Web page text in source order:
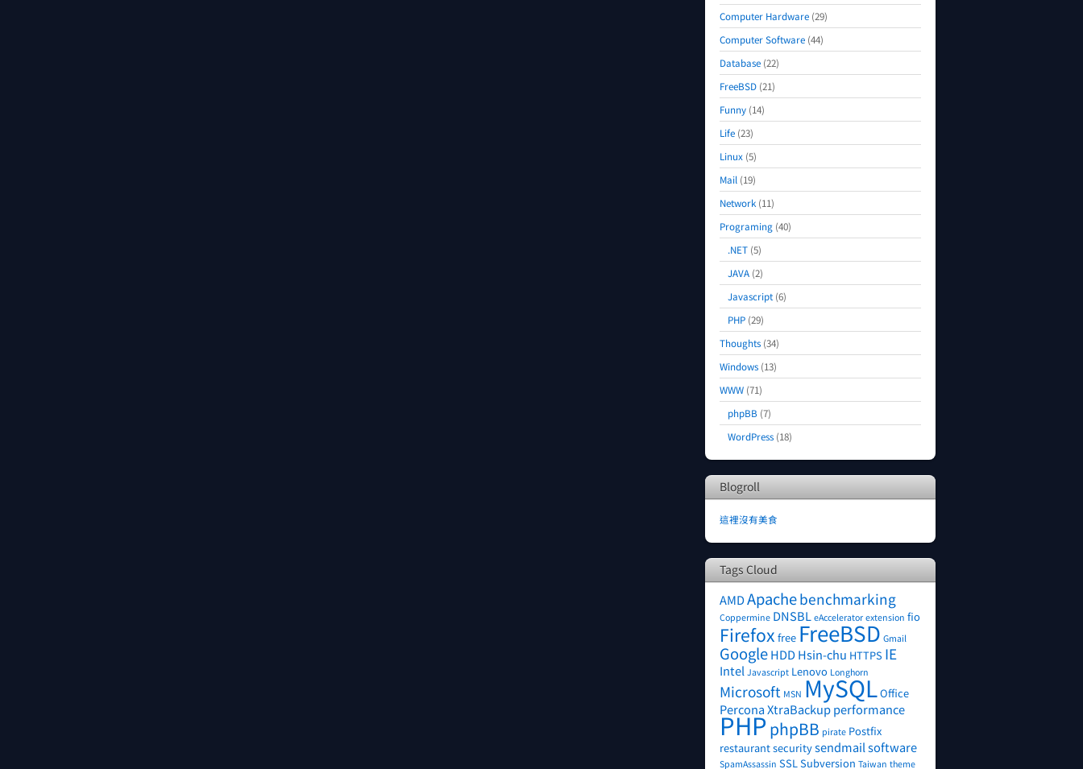
Computer Hardware (29)
Computer Software (44)
Database (22)
FreeBSD (21)
Funny (14)
Life (23)
Linux (5)
Mail (19)
Network (11)
Programing (40)
.NET (5)
JAVA (2)
Javascript (6)
PHP (29)
Thoughts (34)
Windows (13)
WWW (71)
phpBB (7)
WordPress (18)
Blogroll
這裡沒有美食
Tags Cloud
AMDApachebenchmarking
Coppermine DNSBL eAccelerator extension fio
Firefox free FreeBSD Gmail
GoogleHDDHsin-chu HTTPS IE
Intel Javascript Lenovo Longhorn
Microsoft MSN MySQLOffice
Percona XtraBackupperformance
PHP phpBB pirate Postfix
restaurantsecuritysendmailsoftware
SpamAssassin SSL Subversion Taiwan theme